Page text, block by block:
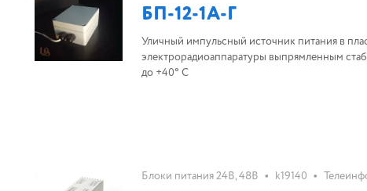
БП-12-1А-Г
Уличный импульсный источник питания в
электрорадиоаппаратуры выпрямленным
до +40° С
Блоки питания 24В, 48В • k19140 •